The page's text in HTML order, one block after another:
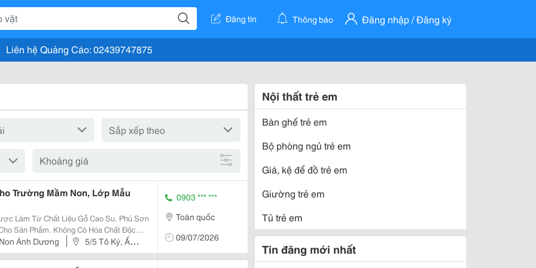
Đăng tin Thông báo Đăng nhập / Đăng ký
Liên hệ Quảng Cáo: 02439747875
Khoảng giá
Trường Mầm Non, Lớp Mẫu
Làm Từ Chất Liệu Gỗ Cao Su, Phủ Sơn
Sản Phẩm. Không Có Hóa Chất Độc
Khi Ngồi Học Và Vui Chơi. &Middot;
Sáng....
Ánh Dương
5/5 Tô Ký, Ấp
Môn
0903 *** ***
Toàn quốc
09/07/2026
Nội thất trẻ em
Bàn ghế trẻ em
Bộ phòng ngủ trẻ em
Giá, kệ để đồ trẻ em
Giường trẻ em
Tủ trẻ em
Tin đăng mới nhất